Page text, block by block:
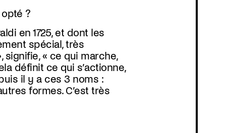
?
en 1725, et dont les
spécial, très
signifie, « ce qui marche,
définit ce qui s’actionne,
il y a ces 3 noms :
formes. C’est très